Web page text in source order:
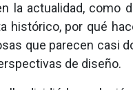
la actualidad, como
histórico, por qué
que parecen casi
de diseño.